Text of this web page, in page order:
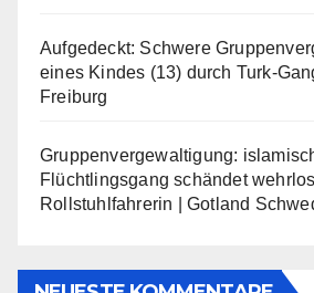
Aufgedeckt: Schwere
eines Kindes (13) durch Turk-
Freiburg
Gruppenvergewaltigung:
Flüchtlingsgang schändet
Rollstuhlfahrerin | Gotland